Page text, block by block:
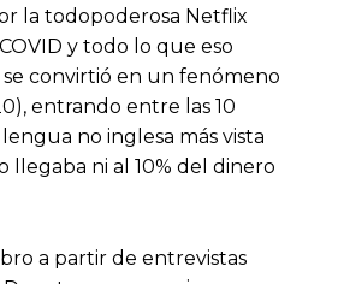
la todopoderosa Netflix
y todo lo que eso
convirtió en un fenómeno
entrando entre las 10
no inglesa más vista
ni al 10% del dinero
a partir de entrevistas